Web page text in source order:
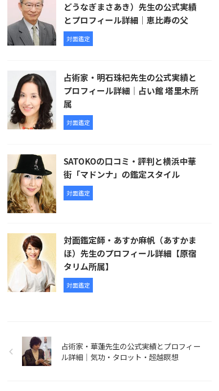
どうなぎまさあき）先生の公式実績
とプロフィール詳細｜恵比寿の父
対面鑑定
占術家・明石珠杞先生の公式実績と
プロフィール詳細｜占い館 塔里木所
属
対面鑑定
SATOKOの口コミ・評判と横浜中華
街「マドンナ」の鑑定スタイル
対面鑑定
対面鑑定師・あすか麻帆（あすかま
ほ）先生のプロフィール詳細【原宿
タリム所属】
対面鑑定
占術家・華蓮先生の公式実績とプロフィー
ル詳細｜気功・タロット・超越瞑想